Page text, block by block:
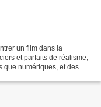
un film dans la
et parfaits de réalisme,
que numériques, et des